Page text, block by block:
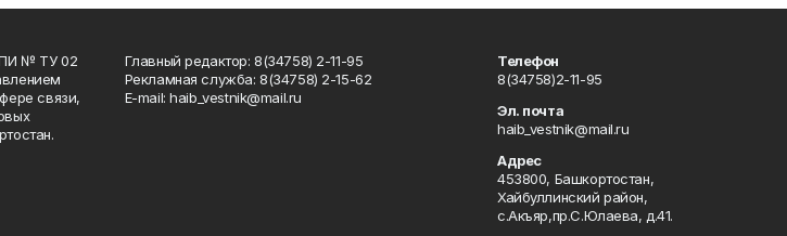
ПИ № ТУ 02
связи,
Главный редактор: 8(34758) 2-11-95
Рекламная служба: 8(34758) 2-15-62
Е-mаil: haib_vestnik@mail.ru
Телефон
8(34758)2-11-95
Эл. почта
haib_vestnik@mail.ru
Адрес
453800, Башкортостан,
Хайбуллинский район,
с.Акъяр,пр.С.Юлаева, д.41.